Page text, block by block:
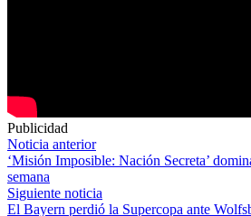
Publicidad
Navegación
de
entradas
Noticia anterior
‘Misión Imposible: Nación Secreta’
semana
Siguiente noticia
El Bayern perdió la Supercopa ante